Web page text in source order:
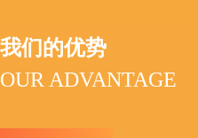
我们的优势
OUR ADVANTAGE